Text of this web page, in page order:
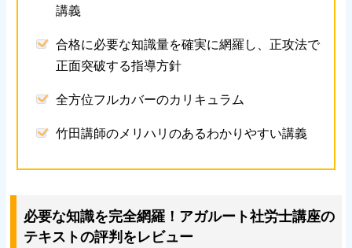
講義
合格に必要な知識量を確実に網羅し、正攻法で
正面突破する指導方針
全方位フルカバーのカリキュラム
竹田講師のメリハリのあるわかりやすい講義
必要な知識を完全網羅！アガルート社労士講座の
テキストの評判をレビュー